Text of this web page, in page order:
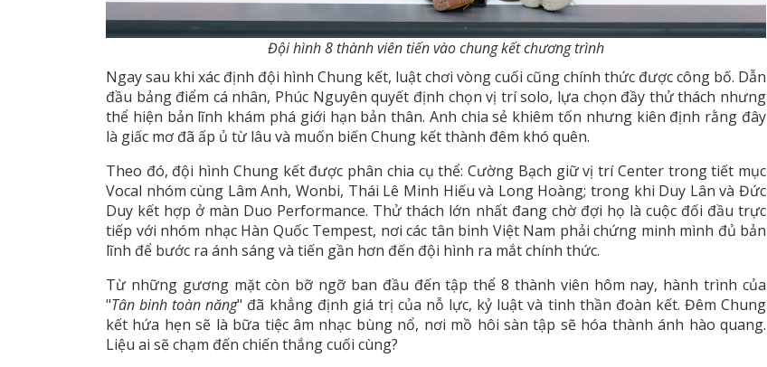
Đội hình 8 thành viên tiến vào chung kết chương trình
Ngay sau khi xác định đội hình Chung kết, luật chơi vòng cuối cũng chính thức được công bố. Dẫn
đầu bảng điểm cá nhân, Phúc Nguyên quyết định chọn vị trí solo, lựa chọn đầy thử thách nhưng
thể hiện bản lĩnh khám phá giới hạn bản thân. Anh chia sẻ khiêm tốn nhưng kiên định rằng đây
là giấc mơ đã ấp ủ từ lâu và muốn biến Chung kết thành đêm khó quên.
Theo đó, đội hình Chung kết được phân chia cụ thể: Cường Bạch giữ vị trí Center trong tiết mục
Vocal nhóm cùng Lâm Anh, Wonbi, Thái Lê Minh Hiếu và Long Hoàng; trong khi Duy Lân và Đức
Duy kết hợp ở màn Duo Performance. Thử thách lớn nhất đang chờ đợi họ là cuộc đối đầu trực
tiếp với nhóm nhạc Hàn Quốc Tempest, nơi các tân binh Việt Nam phải chứng minh mình đủ bản
lĩnh để bước ra ánh sáng và tiến gần hơn đến đội hình ra mắt chính thức.
Từ những gương mặt còn bỡ ngỡ ban đầu đến tập thể 8 thành viên hôm nay, hành trình của
"Tân binh toàn năng" đã khẳng định giá trị của nỗ lực, kỷ luật và tinh thần đoàn kết. Đêm Chung
kết hứa hẹn sẽ là bữa tiệc âm nhạc bùng nổ, nơi mồ hôi sàn tập sẽ hóa thành ánh hào quang.
Liệu ai sẽ chạm đến chiến thắng cuối cùng?